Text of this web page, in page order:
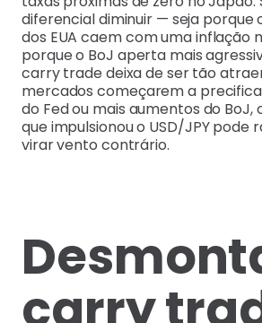
diferencial diminuir — seja porque
dos EUA caem com uma inflação
porque o BoJ aperta mais
carry trade deixa de ser tão
mercados começarem a
do Fed ou mais aumentos do
que impulsionou o USD/JPY pode
virar vento contrário.